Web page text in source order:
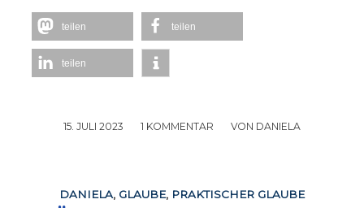
teilen teilen
teilen
15. JULI 2023
/ 1 KOMMENTAR
/ VON DANIELA
DANIELA, GLAUBE, PRAKTISCHER GLAUBE